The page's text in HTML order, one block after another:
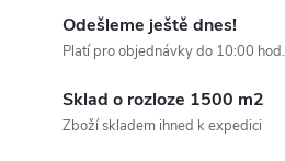
Odešleme ještě dnes!
Platí pro objednávky do 10:00 hod.
Sklad o rozloze 1500 m2
Zboží skladem ihned k expedici